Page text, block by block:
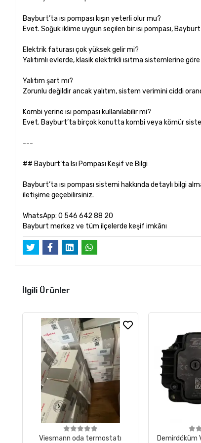
Bayburt’ta ısı pompası kışın yeterli olur mu?
Evet. Soğuk iklime uygun seçilen bir ısı pompası,
Elektrik faturası çok yüksek gelir mi?
Yalıtımlı evlerde, klasik elektrikli ısıtma sistemlerine
Yalıtım şart mı?
Zorunlu değildir ancak yalıtım, sistem verimini ciddi
Kombi yerine ısı pompası kullanılabilir mi?
Evet. Bayburt’ta birçok konutta kombi veya kömür
---
## Bayburt’ta Isı Pompası Keşif ve Bilgi
Bayburt’ta ısı pompası sistemi hakkında detaylı bilgi
iletişime geçebilirsiniz.
WhatsApp: 0 546 642 88 20
Bayburt merkez ve tüm ilçelerde keşif imkânı
İlgili Ürünler
Viesmann oda termostatı
Demirdöküm